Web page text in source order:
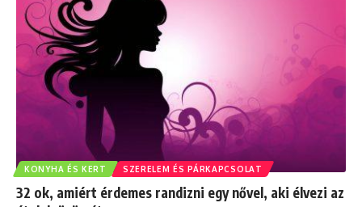
KONYHA ÉS KERT SZERELEM ÉS PÁRKAPCSOLAT
32 ok, amiért érdemes randizni egy nővel, aki élvezi az